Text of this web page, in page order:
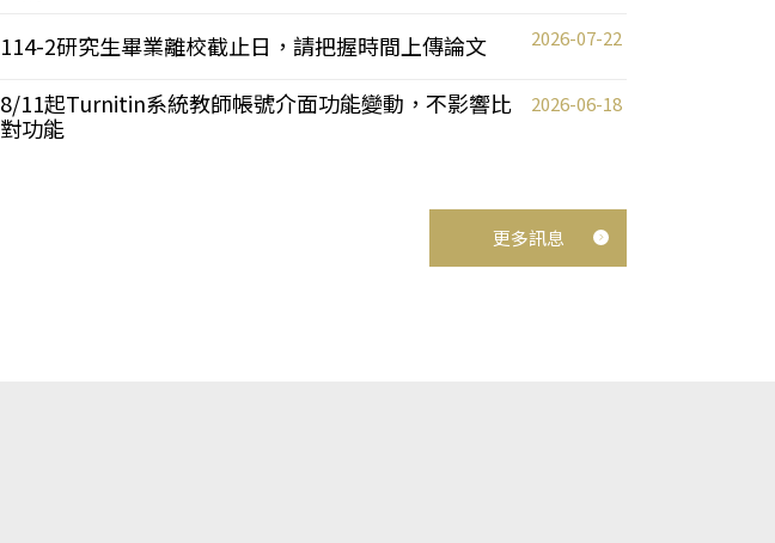
114-2研究生畢業離校截止日，請把握時間上傳論文 2026-07-22
8/11起Turnitin系統教師帳號介面功能變動，不影響比
對功能
2026-06-18
更多訊息